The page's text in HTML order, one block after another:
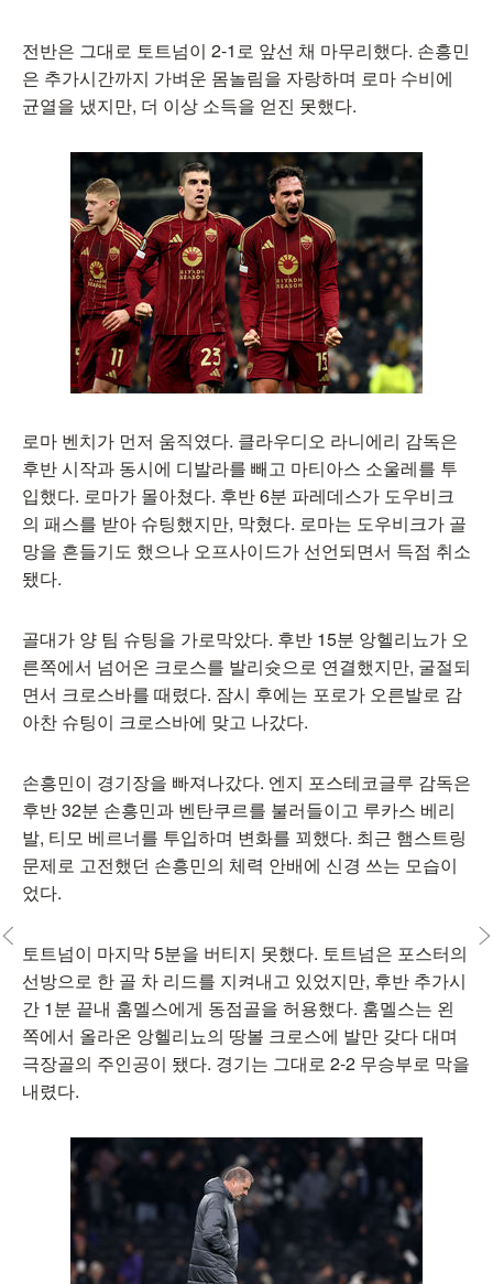
전반은 그대로 토트넘이 2-1로 앞선 채 마무리했다. 손흥민
은 추가시간까지 가벼운 몸놀림을 자랑하며 로마 수비에
균열을 냈지만, 더 이상 소득을 얻진 못했다.
로마 벤치가 먼저 움직였다. 클라우디오 라니에리 감독은
후반 시작과 동시에 디발라를 빼고 마티아스 소울레를 투
입했다. 로마가 몰아쳤다. 후반 6분 파레데스가 도우비크
의 패스를 받아 슈팅했지만, 막혔다. 로마는 도우비크가 골
망을 흔들기도 했으나 오프사이드가 선언되면서 득점 취소
됐다.
골대가 양 팀 슈팅을 가로막았다. 후반 15분 앙헬리뇨가 오
른쪽에서 넘어온 크로스를 발리슛으로 연결했지만, 굴절되
면서 크로스바를 때렸다. 잠시 후에는 포로가 오른발로 감
아찬 슈팅이 크로스바에 맞고 나갔다.
손흥민이 경기장을 빠져나갔다. 엔지 포스테코글루 감독은
후반 32분 손흥민과 벤탄쿠르를 불러들이고 루카스 베리
발, 티모 베르너를 투입하며 변화를 꾀했다. 최근 햄스트링
문제로 고전했던 손흥민의 체력 안배에 신경 쓰는 모습이
었다.
토트넘이 마지막 5분을 버티지 못했다. 토트넘은 포스터의
선방으로 한 골 차 리드를 지켜내고 있었지만, 후반 추가시
간 1분 끝내 훔멜스에게 동점골을 허용했다. 훔멜스는 왼
쪽에서 올라온 앙헬리뇨의 땅볼 크로스에 발만 갖다 대며
극장골의 주인공이 됐다. 경기는 그대로 2-2 무승부로 막을
내렸다.